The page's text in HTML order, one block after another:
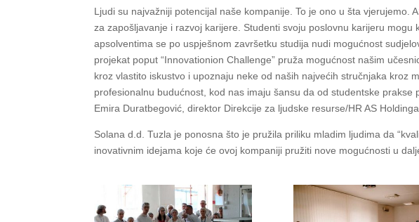
Ljudi su najvažniji potencijal naše kompanije. To je ono u šta vjerujemo.
za zapošljavanje i razvoj karijere. Studenti svoju poslovnu karijeru mogu
apsolventima se po uspješnom završetku studija nudi mogućnost
projekat poput “Innovationion Challenge” pruža mogućnost našim
kroz vlastito iskustvo i upoznaju neke od naših najvećih stručnjaka kroz
profesionalnu budućnost, kod nas imaju šansu da od studentske prakse
Emira Duratbegović, direktor Direkcije za ljudske resurse/HR AS Holdinga.
Solana d.d. Tuzla je ponosna što je pružila priliku mladim ljudima da
inovativnim idejama koje će ovoj kompaniji pružiti nove mogućnosti u